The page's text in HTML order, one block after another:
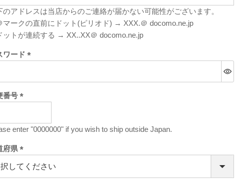
須)
のアドレスは当店からのご連絡が届かない可能性がございます。
マークの直前にドット(ピリオド) → XXX.＠ docomo.ne.jp
ットが連続する → XX..XX＠ docomo.ne.jp
ワード
番号
enter "0000000" if you wish to ship outside Japan.
府県
(必